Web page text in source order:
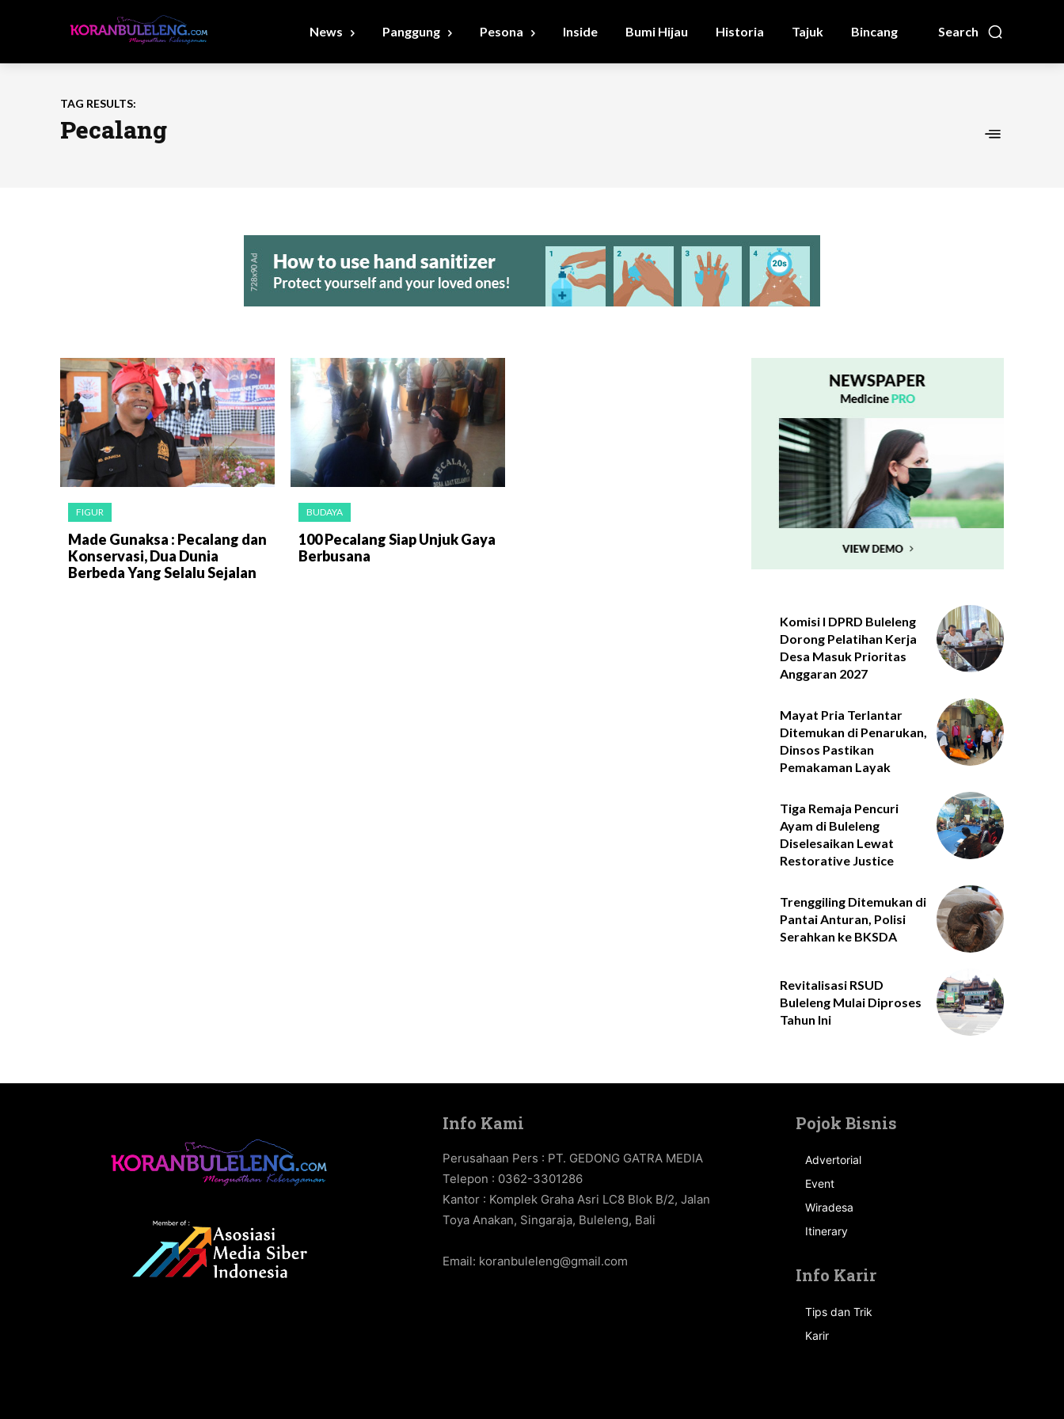
Search
News Panggung Pesona Inside Bumi Hijau Historia Tajuk Bincang
TAG RESULTS:
Pecalang
FIGUR
Made Gunaksa : Pecalang dan
Konservasi, Dua Dunia
Berbeda Yang Selalu Sejalan
BUDAYA
100 Pecalang Siap Unjuk Gaya
Berbusana
Komisi I DPRD Buleleng
Dorong Pelatihan Kerja
Desa Masuk Prioritas
Anggaran 2027
Mayat Pria Terlantar
Ditemukan di Penarukan,
Dinsos Pastikan
Pemakaman Layak
Tiga Remaja Pencuri
Ayam di Buleleng
Diselesaikan Lewat
Restorative Justice
Trenggiling Ditemukan di
Pantai Anturan, Polisi
Serahkan ke BKSDA
Revitalisasi RSUD
Buleleng Mulai Diproses
Tahun Ini
Info Kami
Perusahaan Pers : PT. GEDONG GATRA MEDIA
Telepon : 0362-3301286
Kantor : Komplek Graha Asri LC8 Blok B/2, Jalan
Toya Anakan, Singaraja, Buleleng, Bali
Email: koranbuleleng@gmail.com
Pojok Bisnis
Advertorial
Event
Wiradesa
Itinerary
Info Karir
Tips dan Trik
Karir